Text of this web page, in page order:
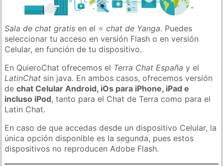
Sala de chat gratis en el ⭐chat de Yanga. Puedes
seleccionar tu acceso en versión Flash o en versión
Celular, en función de tu dispositivo.
En QuieroChat ofrecemos el Terra Chat España y el
LatinChat sin java. En ambos casos, ofrecemos versión
dechat Celular Android, iOs para iPhone, iPad e
incluso iPod, tanto para el Chat de Terra como para el
Latin Chat.
En caso de que accedas desde un dispositivo Celular, la
única opción disponible es la segunda, pues estos
dispositivos no reproducen Adobe Flash.